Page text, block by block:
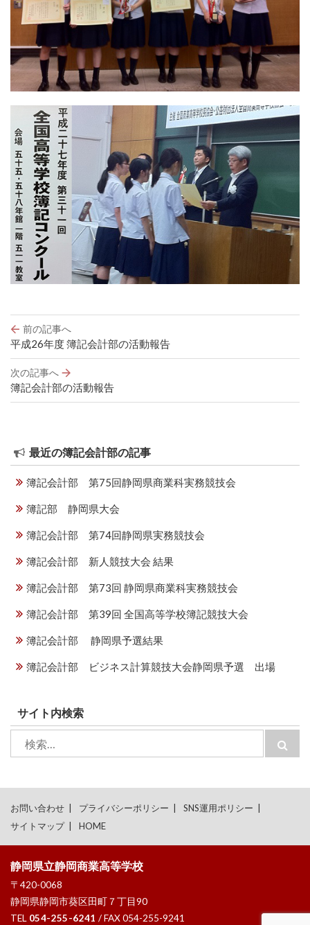
投
稿
ナ
ビ
ゲ
ー
ン
前の記事へ
平成26年度 簿記会計部の活動報告
次の記事へ
簿記会計部の活動報告
最近の簿記会計部の記事
簿記会計部 第75回静岡県商業科実務競技会
簿記部 静岡県大会
簿記会計部 第74回静岡県実務競技会
簿記会計部 新人競技大会 結果
簿記会計部 第73回 静岡県商業科実務競技会
簿記会計部 第39回 全国高等学校簿記競技大会
簿記会計部 静岡県予選結果
簿記会計部 ビジネス計算競技大会静岡県予選 出場
サイト内検索
索:
索
お問い合わせ プライバシーポリシー
SNS運用ポリシー
サイトマップ
HOME
静岡県立静岡商業高等学校
〒420-0068
静岡県静岡市葵区田町７丁目90
TEL 054-255-6241 / FAX 054-255-9241